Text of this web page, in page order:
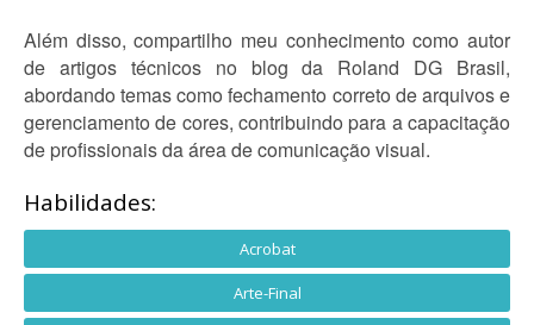
Além disso, compartilho meu conhecimento como autor
de artigos técnicos no blog da Roland DG Brasil,
abordando temas como fechamento correto de arquivos e
gerenciamento de cores, contribuindo para a capacitação
de profissionais da área de comunicação visual.
Habilidades:
Acrobat
Arte-Final